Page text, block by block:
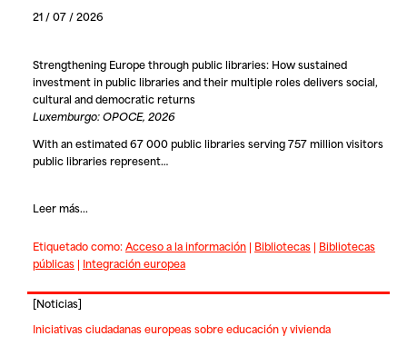
21 / 07 / 2026
Strengthening Europe through public libraries: How sustained
investment in public libraries and their multiple roles delivers social,
cultural and democratic returns
Luxemburgo: OPOCE, 2026
With an estimated 67 000 public libraries serving 757 million visitors
public libraries represent…
Leer más...
Etiquetado como:Acceso a la información| Bibliotecas| Bibliotecas
públicas| Integración europea
[Noticias]
Iniciativas ciudadanas europeas sobre educación y vivienda